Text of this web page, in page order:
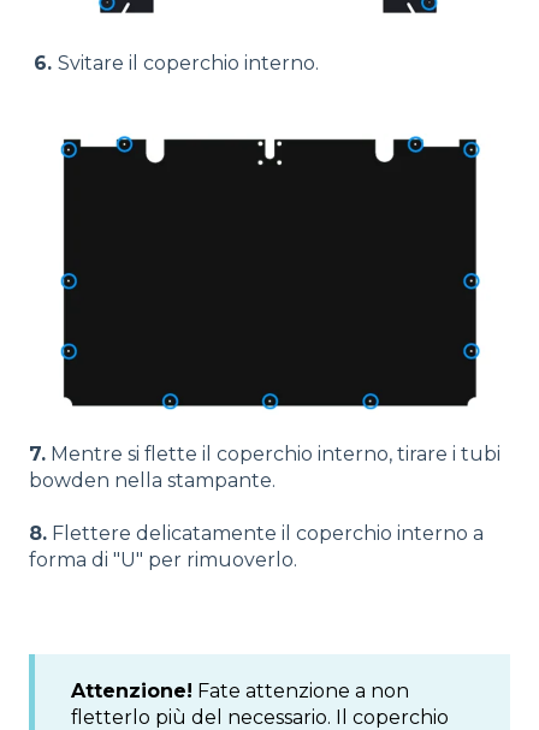
6. Svitare il coperchio interno.
7. Mentre si flette il coperchio interno, tirare i tubi
bowden nella stampante.
8. Flettere delicatamente il coperchio interno a
forma di "U" per rimuoverlo.
Attenzione! Fate attenzione a non
fletterlo più del necessario. Il coperchio